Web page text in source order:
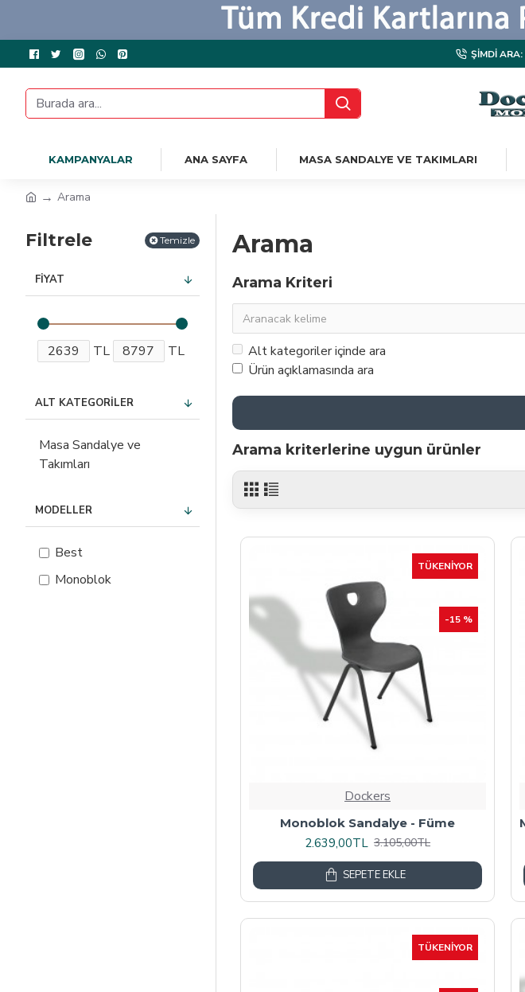
ŞIMDI
KAMPANYALAR ANA SAYFA MASA SANDALYE VE TAKIMLARI
Arama
Filtrele Temizle
FIYAT
TL TL
ALT KATEGORILER
Masa Sandalye ve
Takımları
MODELLER
Best
Monoblok
Arama
Arama Kriteri
Alt kategoriler içinde ara
Ürün açıklamasında ara
Arama kriterlerine uygun ürünler
TÜKENIYOR
-15 %
Dockers
Monoblok Sandalye - Füme
2.639,00TL 3.105,00TL
SEPETE EKLE
TÜKENIYOR